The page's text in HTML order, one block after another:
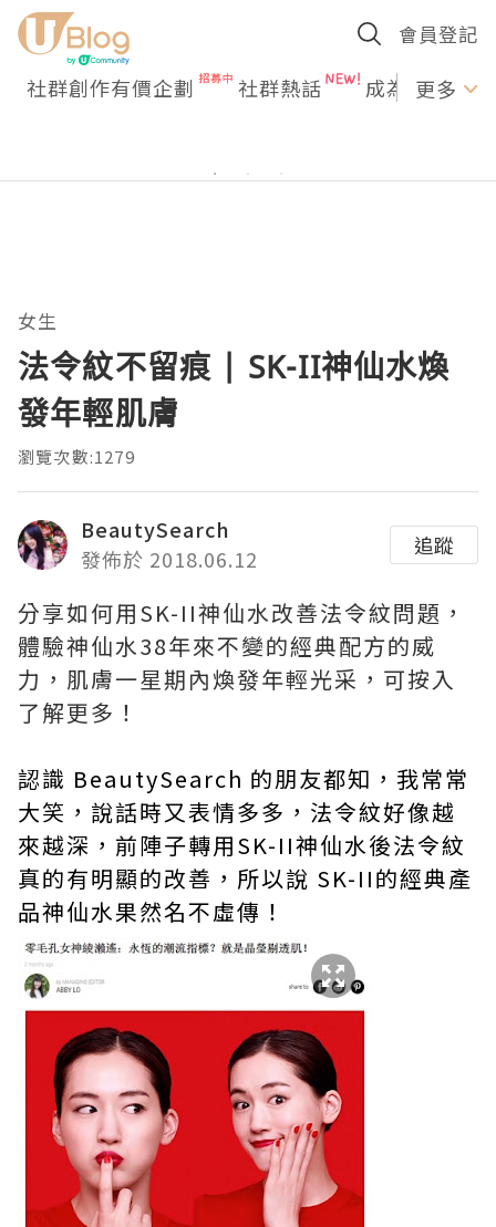
會員登記
社群創作有價企劃 社群熱話 成為U更多
女生
法令紋不留痕 | SK-II神仙水煥
發年輕肌膚
瀏覽次數:1279
BeautySearch
發佈於 2018.06.12
追蹤
分享如何用SK-II神仙水改善法令紋問題，
體驗神仙水38年來不變的經典配方的威
力，肌膚一星期內煥發年輕光采，可按入
了解更多！
認識 BeautySearch 的朋友都知，我常常
大笑，說話時又表情多多，法令紋好像越
來越深，前陣子轉用SK-II神仙水後法令紋
真的有明顯的改善，所以說 SK-II的經典產
品神仙水果然名不虛傳！